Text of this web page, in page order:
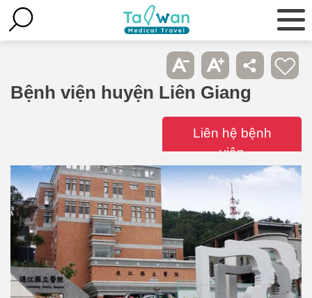
Bệnh viện huyện Liên Giang
Liên hệ bệnh
viện